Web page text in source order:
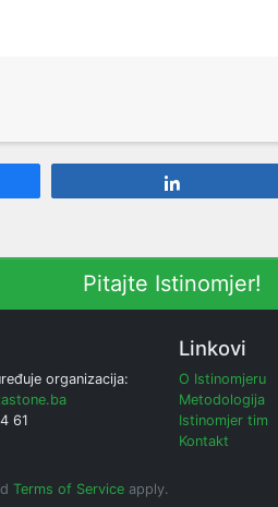
Pitajte Istinomjer!
organizacija:
61
Linkovi
O Istinomjeru
Metodologija
Istinomjer tim
Kontakt
Terms of Service apply.